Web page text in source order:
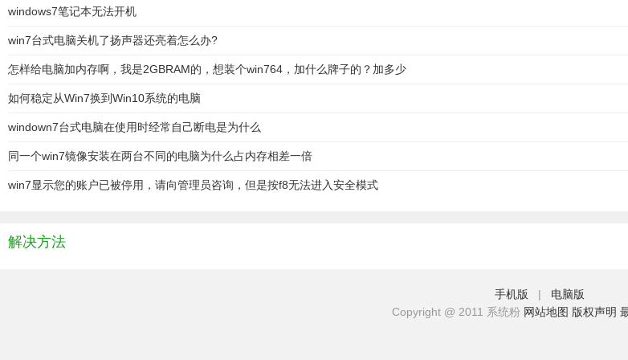
windows7笔记本无法开机
win7台式电脑关机了扬声器还亮着怎么办?
怎样给电脑加内存啊，我是2GBRAM的，想装个win764，加什么牌子的？加多少
如何稳定从Win7换到Win10系统的电脑
windown7台式电脑在使用时经常自己断电是为什么
同一个win7镜像安装在两台不同的电脑为什么占内存相差一倍
win7显示您的账户已被停用，请向管理员咨询，但是按f8无法进入安全模式
解决方法
手机版 | 电脑版
Copyright @ 2011 系统粉 网站地图 版权声明